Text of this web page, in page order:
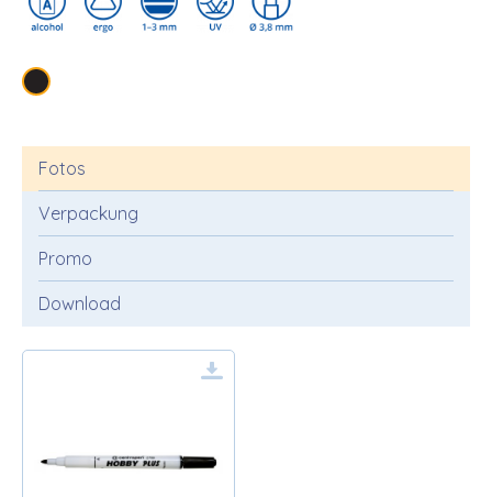
Fotos
Verpackung
Promo
Download